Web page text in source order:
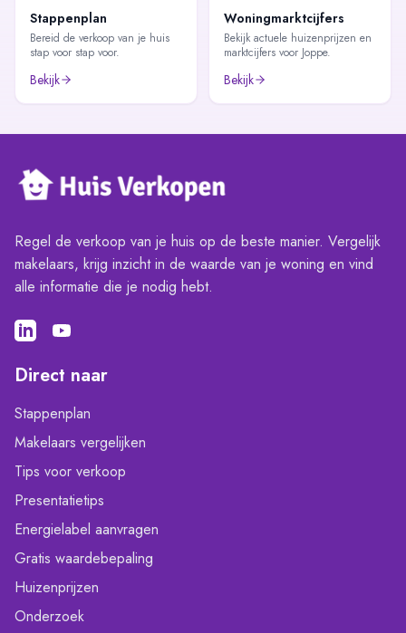
Stappenplan
Bereid de verkoop van je huis
stap voor stap voor.
Bekijk
Woningmarktcijfers
Bekijk actuele huizenprijzen en
marktcijfers voor Joppe.
Bekijk
Regel de verkoop van je huis op de beste manier. Vergelijk
makelaars, krijg inzicht in de waarde van je woning en vind
alle informatie die je nodig hebt.
Direct naar
Stappenplan
Makelaars vergelijken
Tips voor verkoop
Presentatietips
Energielabel aanvragen
Gratis waardebepaling
Huizenprijzen
Onderzoek